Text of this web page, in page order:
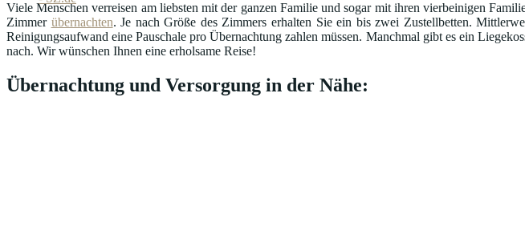
Viele Menschen verreisen am liebsten mit der ganzen Familie und sogar mit ihren vierbeinigen
Zimmer übernachten. Je nach Größe des Zimmers erhalten Sie ein bis zwei Zustellbetten.
Reinigungsaufwand eine Pauschale pro Übernachtung zahlen müssen. Manchmal gibt es ein
nach. Wir wünschen Ihnen eine erholsame Reise!
Übernachtung und Versorgung in der Nähe: